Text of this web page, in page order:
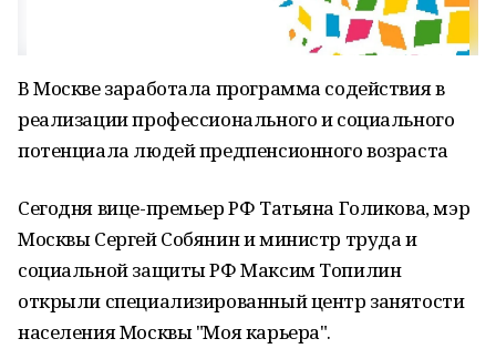
В Москве заработала программа содействия в
реализации профессионального и социального
потенциала людей предпенсионного возраста
Сегодня вице-премьер РФ Татьяна Голикова, мэр
Москвы Сергей Собянин и министр труда и
социальной защиты РФ Максим Топилин
открыли специализированный центр занятости
населения Москвы "Моя карьера".